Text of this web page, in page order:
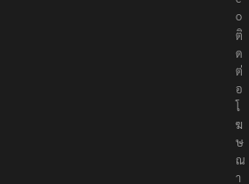
o
ติ
ด
ต่
อ
โ
ฆ
ษ
ณ
า